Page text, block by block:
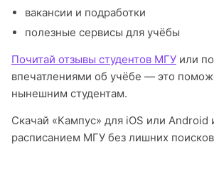
вакансии и подработки
полезные сервисы для учёбы
Почитай отзывы студентов МГУ или
впечатлениями об учёбе — это
нынешним студентам.
Скачай «Кампус» для iOS или Android
расписанием МГУ без лишних поисков